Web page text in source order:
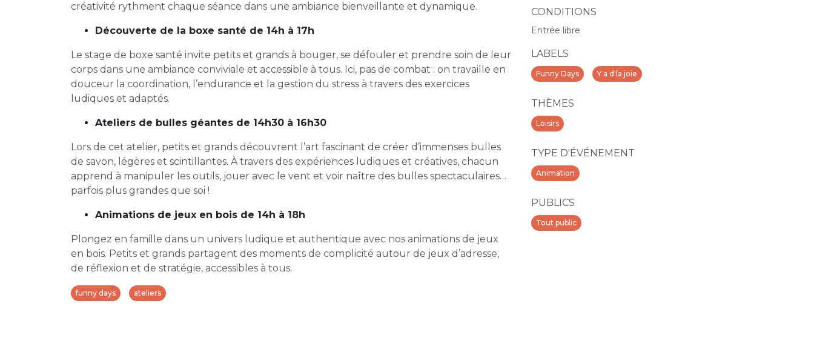
CONDITIONS
Entrée libre
LABELS
Funny Days Y a d'la joie
THÈMES
Loisirs
TYPE D'ÉVÉNEMENT
Animation
PUBLICS
Tout public
créativité rythment chaque séance dans une ambiance bienveillante et dynamique.
Découverte de la boxe santé de 14h à 17h
Le stage de boxe santé invite petits et grands à bouger, se défouler et prendre soin de leur
corps dans une ambiance conviviale et accessible à tous. Ici, pas de combat : on travaille en
douceur la coordination, l’endurance et la gestion du stress à travers des exercices
ludiques et adaptés.
Ateliers de bulles géantes de 14h30 à 16h30
Lors de cet atelier, petits et grands découvrent l’art fascinant de créer d’immenses bulles
de savon, légères et scintillantes. À travers des expériences ludiques et créatives, chacun
apprend à manipuler les outils, jouer avec le vent et voir naître des bulles spectaculaires…
parfois plus grandes que soi !
Animations de jeux en bois de 14h à 18h
Plongez en famille dans un univers ludique et authentique avec nos animations de jeux
en bois. Petits et grands partagent des moments de complicité autour de jeux d’adresse,
de réflexion et de stratégie, accessibles à tous.
funny days ateliers